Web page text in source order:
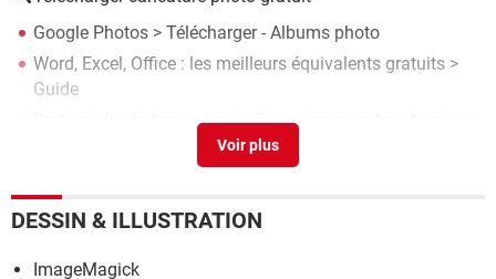
Google Photos > Télécharger - Albums photo
Word, Excel, Office : les meilleurs équivalents gratuits >
Guide
Partage de photos en ligne : 8 services simples et gratuits
Guide
PhotoFiltre 7> Télécharger - Retouche d'image
DESSIN & ILLUSTRATION
ImageMagick